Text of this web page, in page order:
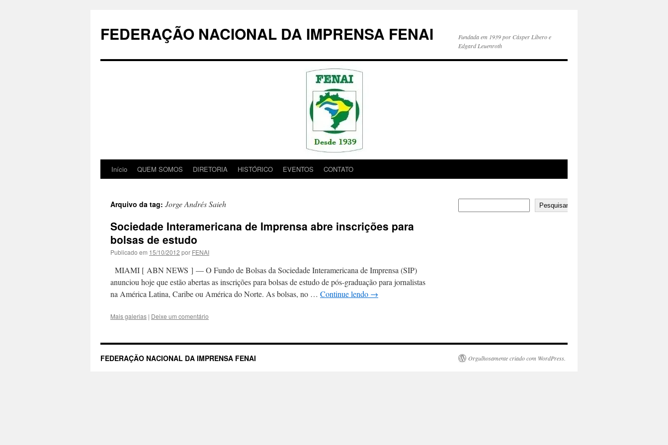
conteúdo
FEDERAÇÃO NACIONAL DA IMPRENSA FENAI
Fundada em 1939 por Cásper Líbero e
Edgard Leuenroth
Início QUEM SOMOS DIRETORIA HISTÓRICO EVENTOS CONTATO
Arquivo da tag: Jorge Andrés Saieh
Sociedade Interamericana de Imprensa abre inscrições para
bolsas de estudo
Publicado em 15/10/2012 por FENAI
MIAMI [ ABN NEWS ] — O Fundo de Bolsas da Sociedade Interamericana de Imprensa (SIP)
anunciou hoje que estão abertas as inscrições para bolsas de estudo de pós-graduação para jornalistas
na América Latina, Caribe ou América do Norte. As bolsas, no … Continue lendo →
Mais galerias | Deixe um comentário
Pesquisar
FEDERAÇÃO NACIONAL DA IMPRENSA FENAI Orgulhosamente criado com WordPress.